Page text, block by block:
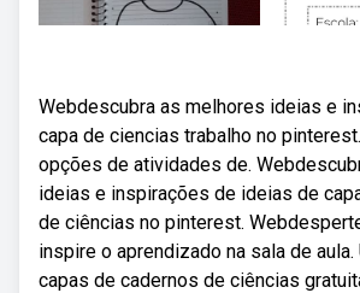
Webdescubra as melhores ideias e
capa de ciencias trabalho no
opções de atividades de.
ideias e inspirações de ideias de
de ciências no pinterest.
inspire o aprendizado na sala de
capas de cadernos de ciências